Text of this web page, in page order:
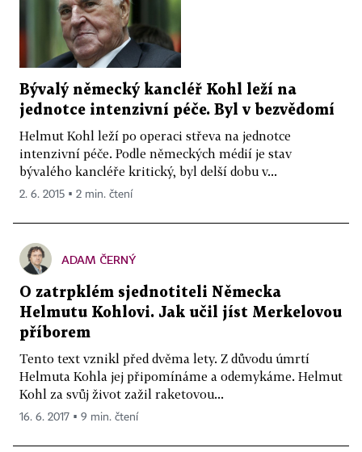
Bývalý německý kancléř Kohl leží na
jednotce intenzivní péče. Byl v bezvědomí
Helmut Kohl leží po operaci střeva na jednotce
intenzivní péče. Podle německých médií je stav
bývalého kancléře kritický, byl delší dobu v...
2. 6. 2015 ▪ 2 min. čtení
ADAM ČERNÝ
O zatrpklém sjednotiteli Německa
Helmutu Kohlovi. Jak učil jíst Merkelovou
příborem
Tento text vznikl před dvěma lety. Z důvodu úmrtí
Helmuta Kohla jej připomínáme a odemykáme. Helmut
Kohl za svůj život zažil raketovou...
16. 6. 2017 ▪ 9 min. čtení